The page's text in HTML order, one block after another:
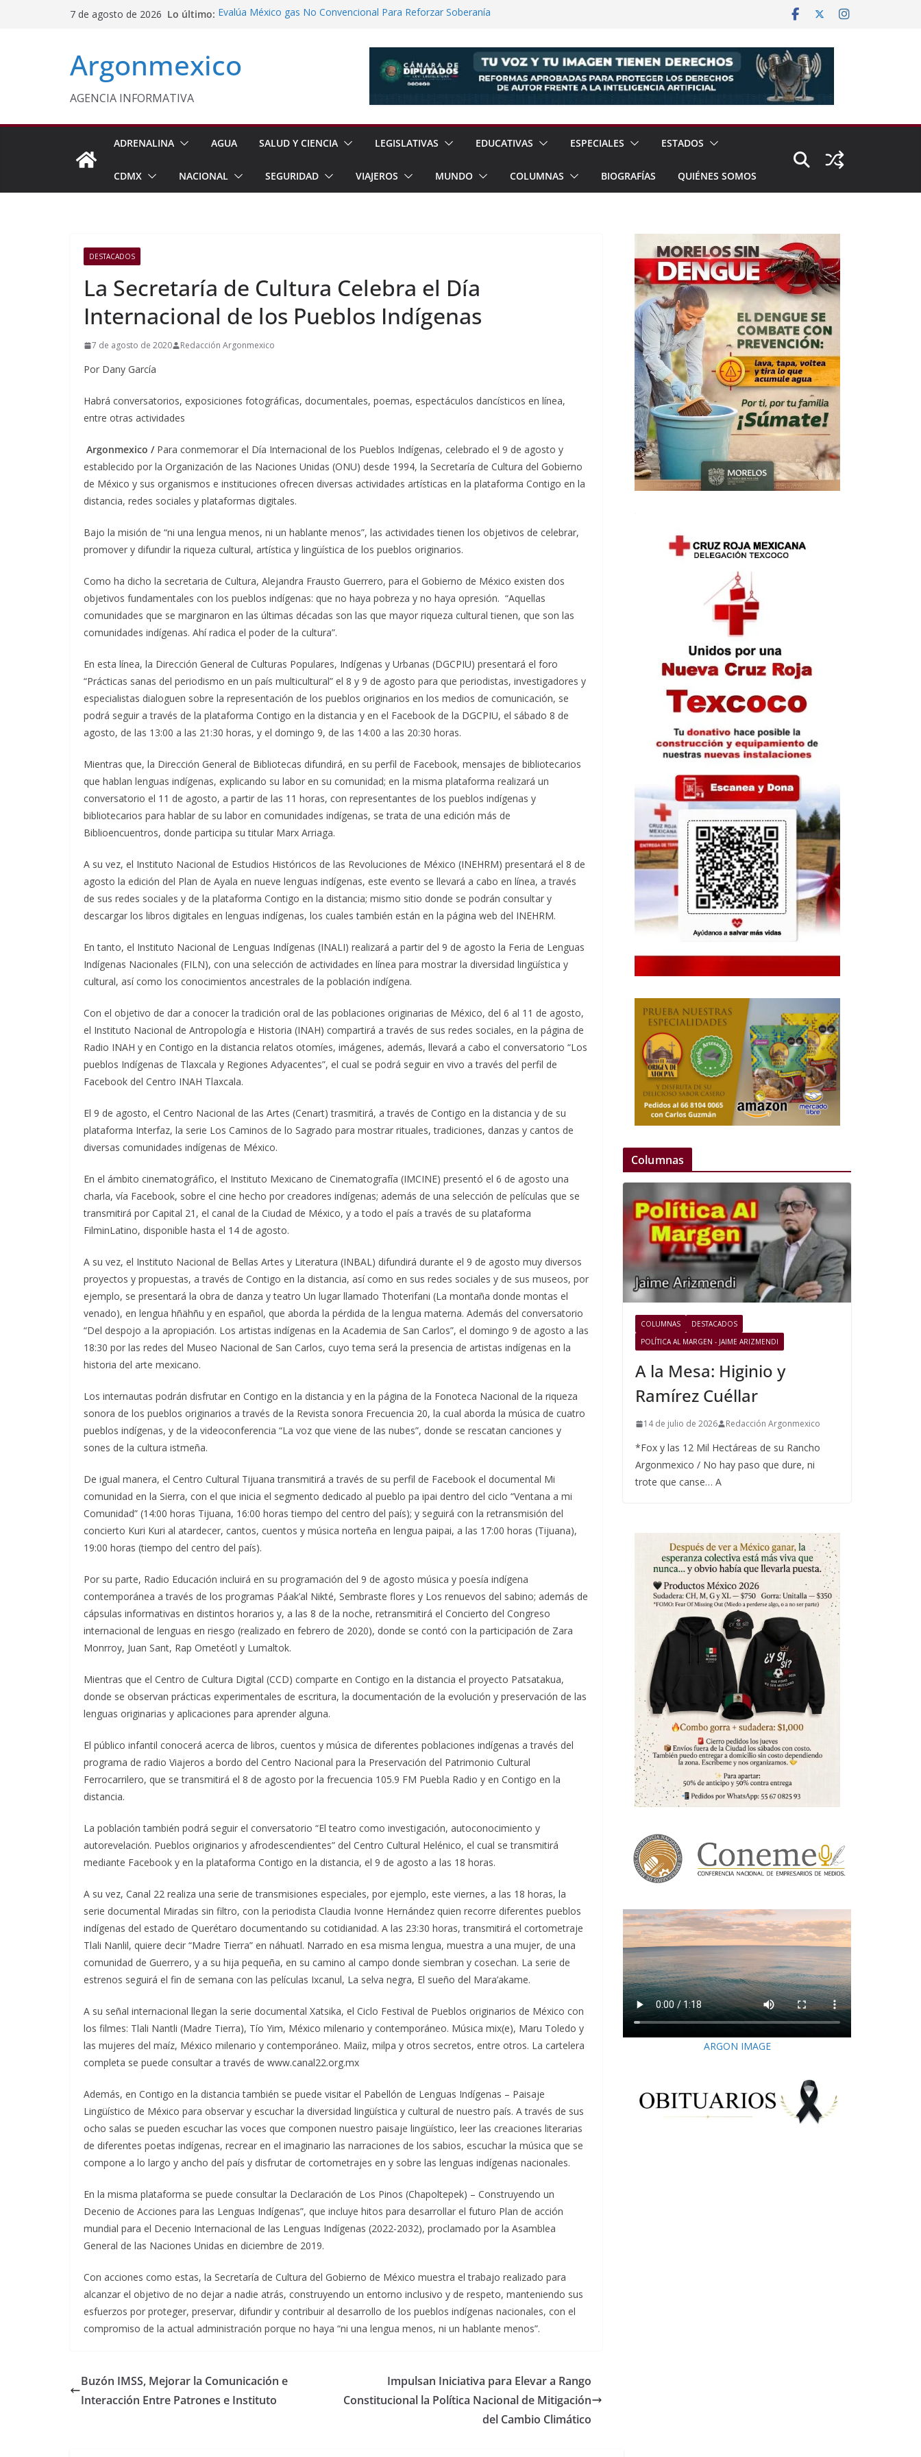
7 de agosto de 2026 Lo último: Evalúa México gas No Convencional Para Reforzar Soberanía
Texcoco Fortalece Prestaciones de Trabajadores del
Aseguran Casi 10 Millones de Cigarrillos Apócrifos en
Michoacán
Argonmexico
AGENCIA INFORMATIVA
ADRENALINA AGUA SALUD Y CIENCIA LEGISLATIVAS EDUCATIVAS ESPECIALES ESTADOS
CDMX NACIONAL SEGURIDAD VIAJEROS MUNDO COLUMNAS BIOGRAFÍAS QUIÉNES SOMOS
DESTACADOS
La Secretaría de Cultura Celebra el Día
Internacional de los Pueblos Indígenas
7 de agosto de 2020 Redacción Argonmexico
Por Dany García
Habrá conversatorios, exposiciones fotográficas, documentales, poemas, espectáculos dancísticos en línea,
entre otras actividades
Argonmexico /Para conmemorar el Día Internacional de los Pueblos Indígenas, celebrado el 9 de agosto y
establecido por la Organización de las Naciones Unidas (ONU) desde 1994, la Secretaría de Cultura del Gobierno
de México y sus organismos e instituciones ofrecen diversas actividades artísticas en la plataforma Contigo en la
distancia, redes sociales y plataformas digitales.
Bajo la misión de “ni una lengua menos, ni un hablante menos”, las actividades tienen los objetivos de celebrar,
promover y difundir la riqueza cultural, artística y lingüística de los pueblos originarios.
Como ha dicho la secretaria de Cultura, Alejandra Frausto Guerrero, para el Gobierno de México existen dos
objetivos fundamentales con los pueblos indígenas: que no haya pobreza y no haya opresión. “Aquellas
comunidades que se marginaron en las últimas décadas son las que mayor riqueza cultural tienen, que son las
comunidades indígenas. Ahí radica el poder de la cultura”.
En esta línea, la Dirección General de Culturas Populares, Indígenas y Urbanas (DGCPIU) presentará el foro
“Prácticas sanas del periodismo en un país multicultural” el 8 y 9 de agosto para que periodistas, investigadores y
especialistas dialoguen sobre la representación de los pueblos originarios en los medios de comunicación, se
podrá seguir a través de la plataforma Contigo en la distancia y en el Facebook de la DGCPIU, el sábado 8 de
agosto, de las 13:00 a las 21:30 horas, y el domingo 9, de las 14:00 a las 20:30 horas.
Mientras que, la Dirección General de Bibliotecas difundirá, en su perfil de Facebook, mensajes de bibliotecarios
que hablan lenguas indígenas, explicando su labor en su comunidad; en la misma plataforma realizará un
conversatorio el 11 de agosto, a partir de las 11 horas, con representantes de los pueblos indígenas y
bibliotecarios para hablar de su labor en comunidades indígenas, se trata de una edición más de
Biblioencuentros, donde participa su titular Marx Arriaga.
A su vez, el Instituto Nacional de Estudios Históricos de las Revoluciones de México (INEHRM) presentará el 8 de
agosto la edición del Plan de Ayala en nueve lenguas indígenas, este evento se llevará a cabo en línea, a través
de sus redes sociales y de la plataforma Contigo en la distancia; mismo sitio donde se podrán consultar y
descargar los libros digitales en lenguas indígenas, los cuales también están en la página web del INEHRM.
En tanto, el Instituto Nacional de Lenguas Indígenas (INALI) realizará a partir del 9 de agosto la Feria de Lenguas
Indígenas Nacionales (FILN), con una selección de actividades en línea para mostrar la diversidad lingüística y
cultural, así como los conocimientos ancestrales de la población indígena.
Con el objetivo de dar a conocer la tradición oral de las poblaciones originarias de México, del 6 al 11 de agosto,
el Instituto Nacional de Antropología e Historia (INAH) compartirá a través de sus redes sociales, en la página de
Radio INAH y en Contigo en la distancia relatos otomíes, imágenes, además, llevará a cabo el conversatorio “Los
pueblos Indígenas de Tlaxcala y Regiones Adyacentes”, el cual se podrá seguir en vivo a través del perfil de
Facebook del Centro INAH Tlaxcala.
El 9 de agosto, el Centro Nacional de las Artes (Cenart) trasmitirá, a través de Contigo en la distancia y de su
plataforma Interfaz, la serie Los Caminos de lo Sagrado para mostrar rituales, tradiciones, danzas y cantos de
diversas comunidades indígenas de México.
En el ámbito cinematográfico, el Instituto Mexicano de Cinematografía (IMCINE) presentó el 6 de agosto una
charla, vía Facebook, sobre el cine hecho por creadores indígenas; además de una selección de películas que se
transmitirá por Capital 21, el canal de la Ciudad de México, y a todo el país a través de su plataforma
FilminLatino, disponible hasta el 14 de agosto.
A su vez, el Instituto Nacional de Bellas Artes y Literatura (INBAL) difundirá durante el 9 de agosto muy diversos
proyectos y propuestas, a través de Contigo en la distancia, así como en sus redes sociales y de sus museos, por
ejemplo, se presentará la obra de danza y teatro Un lugar llamado Thoterifani (La montaña donde montas el
venado), en lengua hñähñu y en español, que aborda la pérdida de la lengua materna. Además del conversatorio
“Del despojo a la apropiación. Los artistas indígenas en la Academia de San Carlos”, el domingo 9 de agosto a las
18:30 por las redes del Museo Nacional de San Carlos, cuyo tema será la presencia de artistas indígenas en la
historia del arte mexicano.
Los internautas podrán disfrutar en Contigo en la distancia y en la página de la Fonoteca Nacional de la riqueza
sonora de los pueblos originarios a través de la Revista sonora Frecuencia 20, la cual aborda la música de cuatro
pueblos indígenas, y de la videoconferencia “La voz que viene de las nubes”, donde se rescatan canciones y
sones de la cultura istmeña.
De igual manera, el Centro Cultural Tijuana transmitirá a través de su perfil de Facebook el documental Mi
comunidad en la Sierra, con el que inicia el segmento dedicado al pueblo pa ipai dentro del ciclo “Ventana a mi
Comunidad” (14:00 horas Tijuana, 16:00 horas tiempo del centro del país); y seguirá con la retransmisión del
concierto Kuri Kuri al atardecer, cantos, cuentos y música norteña en lengua paipai, a las 17:00 horas (Tijuana),
19:00 horas (tiempo del centro del país).
Por su parte, Radio Educación incluirá en su programación del 9 de agosto música y poesía indígena
contemporánea a través de los programas Páak’al Nikté, Sembraste flores y Los renuevos del sabino; además de
cápsulas informativas en distintos horarios y, a las 8 de la noche, retransmitirá el Concierto del Congreso
internacional de lenguas en riesgo (realizado en febrero de 2020), donde se contó con la participación de Zara
Monrroy, Juan Sant, Rap Ometéotl y Lumaltok.
Mientras que el Centro de Cultura Digital (CCD) comparte en Contigo en la distancia el proyecto Patsatakua,
donde se observan prácticas experimentales de escritura, la documentación de la evolución y preservación de las
lenguas originarias y aplicaciones para aprender alguna.
El público infantil conocerá acerca de libros, cuentos y música de diferentes poblaciones indígenas a través del
programa de radio Viajeros a bordo del Centro Nacional para la Preservación del Patrimonio Cultural
Ferrocarrilero, que se transmitirá el 8 de agosto por la frecuencia 105.9 FM Puebla Radio y en Contigo en la
distancia.
La población también podrá seguir el conversatorio “El teatro como investigación, autoconocimiento y
autorevelación. Pueblos originarios y afrodescendientes” del Centro Cultural Helénico, el cual se transmitirá
mediante Facebook y en la plataforma Contigo en la distancia, el 9 de agosto a las 18 horas.
A su vez, Canal 22 realiza una serie de transmisiones especiales, por ejemplo, este viernes, a las 18 horas, la
serie documental Miradas sin filtro, con la periodista Claudia Ivonne Hernández quien recorre diferentes pueblos
indígenas del estado de Querétaro documentando su cotidianidad. A las 23:30 horas, transmitirá el cortometraje
Tlali Nanlil, quiere decir “Madre Tierra” en náhuatl. Narrado en esa misma lengua, muestra a una mujer, de una
comunidad de Guerrero, y a su hija pequeña, en su camino al campo donde siembran y cosechan. La serie de
estrenos seguirá el fin de semana con las películas Ixcanul, La selva negra, El sueño del Mara’akame.
A su señal internacional llegan la serie documental Xatsika, el Ciclo Festival de Pueblos originarios de México con
los filmes: Tlali Nantli (Madre Tierra), Tío Yim, México milenario y contemporáneo. Música mix(e), Maru Toledo y
las mujeres del maíz, México milenario y contemporáneo. Maiìz, milpa y otros secretos, entre otros. La cartelera
completa se puede consultar a través de www.canal22.org.mx
Además, en Contigo en la distancia también se puede visitar el Pabellón de Lenguas Indígenas – Paisaje
Lingüístico de México para observar y escuchar la diversidad lingüística y cultural de nuestro país. A través de sus
ocho salas se pueden escuchar las voces que componen nuestro paisaje lingüístico, leer las creaciones literarias
de diferentes poetas indígenas, recrear en el imaginario las narraciones de los sabios, escuchar la música que se
compone a lo largo y ancho del país y disfrutar de cortometrajes en y sobre las lenguas indígenas nacionales.
En la misma plataforma se puede consultar la Declaración de Los Pinos (Chapoltepek) – Construyendo un
Decenio de Acciones para las Lenguas Indígenas”, que incluye hitos para desarrollar el futuro Plan de acción
mundial para el Decenio Internacional de las Lenguas Indígenas (2022-2032), proclamado por la Asamblea
General de las Naciones Unidas en diciembre de 2019.
Con acciones como estas, la Secretaría de Cultura del Gobierno de México muestra el trabajo realizado para
alcanzar el objetivo de no dejar a nadie atrás, construyendo un entorno inclusivo y de respeto, manteniendo sus
esfuerzos por proteger, preservar, difundir y contribuir al desarrollo de los pueblos indígenas nacionales, con el
compromiso de la actual administración porque no haya “ni una lengua menos, ni un hablante menos”.
Buzón IMSS, Mejorar la Comunicación e
Interacción Entre Patrones e Instituto
Impulsan Iniciativa para Elevar a Rango
Constitucional la Política Nacional de Mitigación
del Cambio Climático
Columnas
COLUMNAS
DESTACADOS
POLÍTICA AL MARGEN - JAIME ARIZMENDI
A la Mesa: Higinio y
Ramírez Cuéllar
14 de julio de 2026 Redacción Argonmexico
*Fox y las 12 Mil Hectáreas de su Rancho
Argonmexico / No hay paso que dure, ni
trote que canse… A
ARGON IMAGE